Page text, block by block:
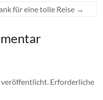
für eine tolle Reise →
Erforderliche